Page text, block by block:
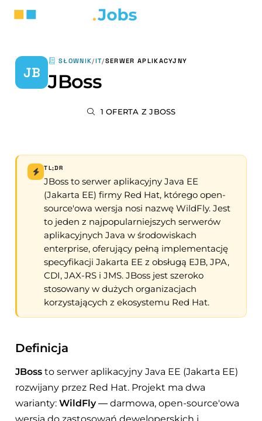
JB
SŁOWNIK/IT/SERWER APLIKACYJNY
JBoss
1 OFERTA Z JBOSS
TL;DR
JBoss to serwer aplikacyjny Java EE
(Jakarta EE) firmy Red Hat, którego open-
source'owa wersja nosi nazwę WildFly. Jest
to jeden z najpopularniejszych serwerów
aplikacyjnych Java w środowiskach
enterprise, oferujący pełną implementację
specyfikacji Jakarta EE z obsługą EJB, JPA,
CDI, JAX-RS i JMS. JBoss jest szeroko
stosowany w dużych organizacjach
korzystających z ekosystemu Red Hat.
Definicja
JBoss to serwer aplikacyjny Java EE (Jakarta EE)
rozwijany przez Red Hat. Projekt ma dwa
warianty:WildFly— darmowa, open-source'owa